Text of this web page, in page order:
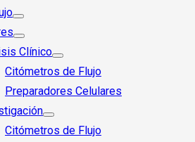
Clínico
Citómetros de Flujo
Preparadores Celulares
Citómetros de Flujo